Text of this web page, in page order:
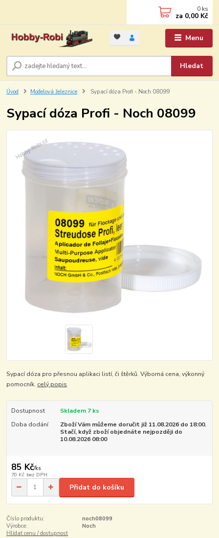
Menu
Hledat
0 ks
za 0,00 Kč
Úvod Modelová železnice Sypací dóza Profi - Noch 08099
Sypací dóza Profi - Noch 08099
Sypací dóza pro přesnou aplikaci listí, či štěrků. Výborná cena, výkonný
pomocník. celý popis
Dostupnost
Skladem 7 ks
Doba dodání
Zboží Vám můžeme doručit již 11.08.2026 do 18:00.
Stačí, když zboží objednáte nejpozději do
10.08.2026 08:00
85 Kč/ks
70 Kč bez DPH
Přidat do košíku
Číslo produktu:
noch08099
Výrobce:
Noch
Hlídat cenu / dostupnost